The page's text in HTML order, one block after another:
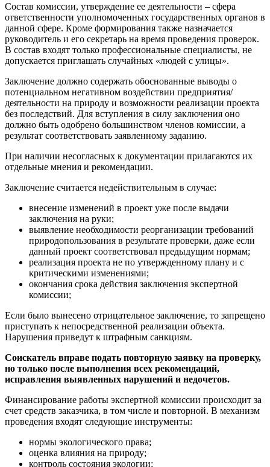
Состав комиссии, утверждение ее деятельности – сфера
ответственности уполномоченных государственных органов в
данной сфере. Кроме формирования также назначается
руководитель и его секретарь на время проведения проверок.
В состав входят только профессиональные специалисты, не
допускается приглашать случайных «людей с улицы».
Заключение должно содержать обоснованные выводы о
потенциальном негативном воздействии предприятия/
деятельности на природу и возможности реализации проекта
без последствий. Для вступления в силу заключения оно
должно быть одобрено большинством членов комиссии, а
результат соответствовать заявленному заданию.
При наличии несогласных к документации прилагаются их
отдельные мнения и рекомендации.
Заключение считается недействительным в случае:
внесение изменений в проект уже после выдачи
заключения на руки;
выявление необходимости реорганизации требований
природопользования в результате проверки, даже если
данный проект соответствовал предыдущим нормам;
реализация проекта не по утвержденному плану и с
критическими изменениями;
окончания срока действия заключения экспертной
комиссии;
Если было вынесено отрицательное заключение, то запрещено
приступать к непосредственной реализации объекта.
Нарушения приведут к штрафным санкциям.
Соискатель вправе подать повторную заявку на проверку,
но только после выполнения всех рекомендаций,
исправления выявленных нарушений и недочетов.
Финансирование работы экспертной комиссии происходит за
счет средств заказчика, в том числе и повторной. В механизм
проведения входят следующие инструменты:
нормы экологического права;
оценка влияния на природу;
контроль состояния экологии;